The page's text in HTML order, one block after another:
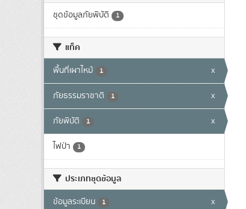
ชุดข้อมูลภัยพิบัติ 1
แท็ค
พื้นที่เผาไหม้ 1 x
ภัยธรรมราชาติ 1 x
ภัยพิบัติ 1 x
ไฟป่า 1
ประเภทชุดข้อมูล
ข้อมูลระเบียน 1 x